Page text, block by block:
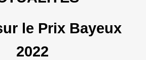
le Prix Bayeux
2022